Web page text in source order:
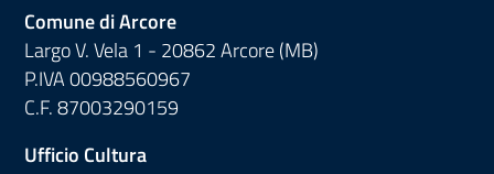
Comune di Arcore
Largo V. Vela 1 - 20862 Arcore (MB)
P.IVA 00988560967
C.F. 87003290159
Ufficio Cultura